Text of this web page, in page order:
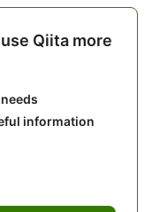
Qiita more
information